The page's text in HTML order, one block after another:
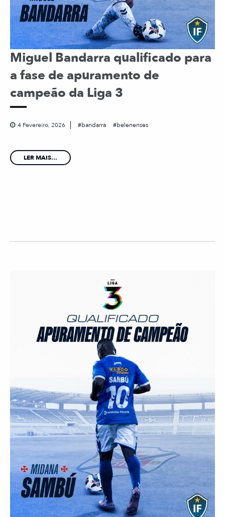
Miguel Bandarra qualificado para
a fase de apuramento de
campeão da Liga 3
4 Fevereiro, 2026 bandarra belenenses
LER MAIS...